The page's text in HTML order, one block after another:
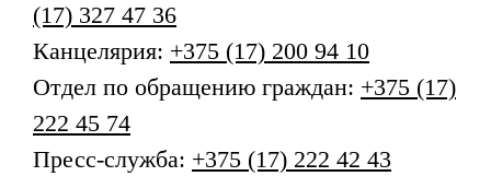
(17) 327 47 36
Канцелярия: +375 (17) 200 94 10
Отдел по обращению граждан: +375 (17)
222 45 74
Пресс-служба: +375 (17) 222 42 43